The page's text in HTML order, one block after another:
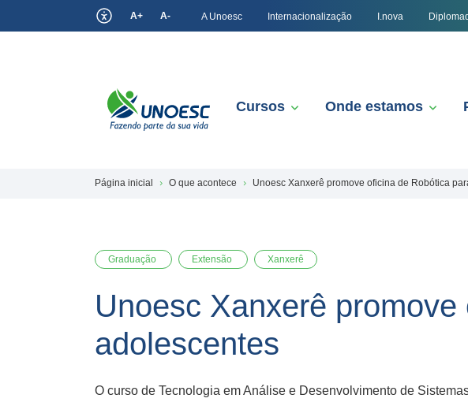
A+ A- A Unoesc Internacionalização I.nova
Cursos Onde estamos
Página inicial O que acontece Unoesc Xanxerê promove oficina de Robótica
Graduação Extensão Xanxerê
Unoesc Xanxerê
adolescentes
O curso de Tecnologia em Análise e Desenvolvimento de